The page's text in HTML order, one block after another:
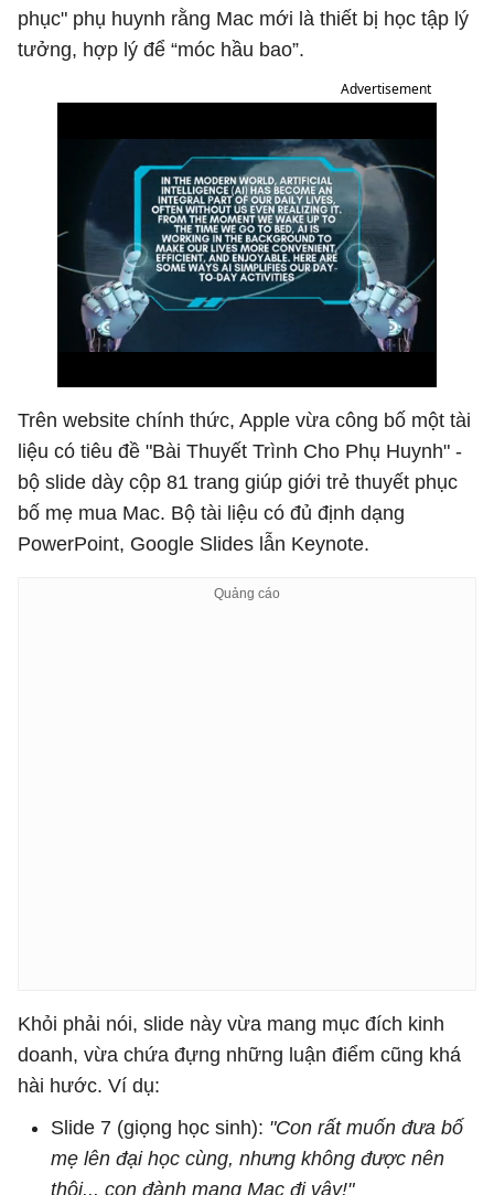
phục" phụ huynh rằng Mac mới là thiết bị học tập lý
tưởng, hợp lý để “móc hầu bao”.
Advertisement
Trên website chính thức, Apple vừa công bố một tài
liệu có tiêu đề "Bài Thuyết Trình Cho Phụ Huynh" -
bộ slide dày cộp 81 trang giúp giới trẻ thuyết phục
bố mẹ mua Mac. Bộ tài liệu có đủ định dạng
PowerPoint, Google Slides lẫn Keynote.
Khỏi phải nói, slide này vừa mang mục đích kinh
doanh, vừa chứa đựng những luận điểm cũng khá
hài hước. Ví dụ:
Slide 7 (giọng học sinh): "Con rất muốn đưa bố
mẹ lên đại học cùng, nhưng không được nên
thôi... con đành mang Mac đi vậy!"